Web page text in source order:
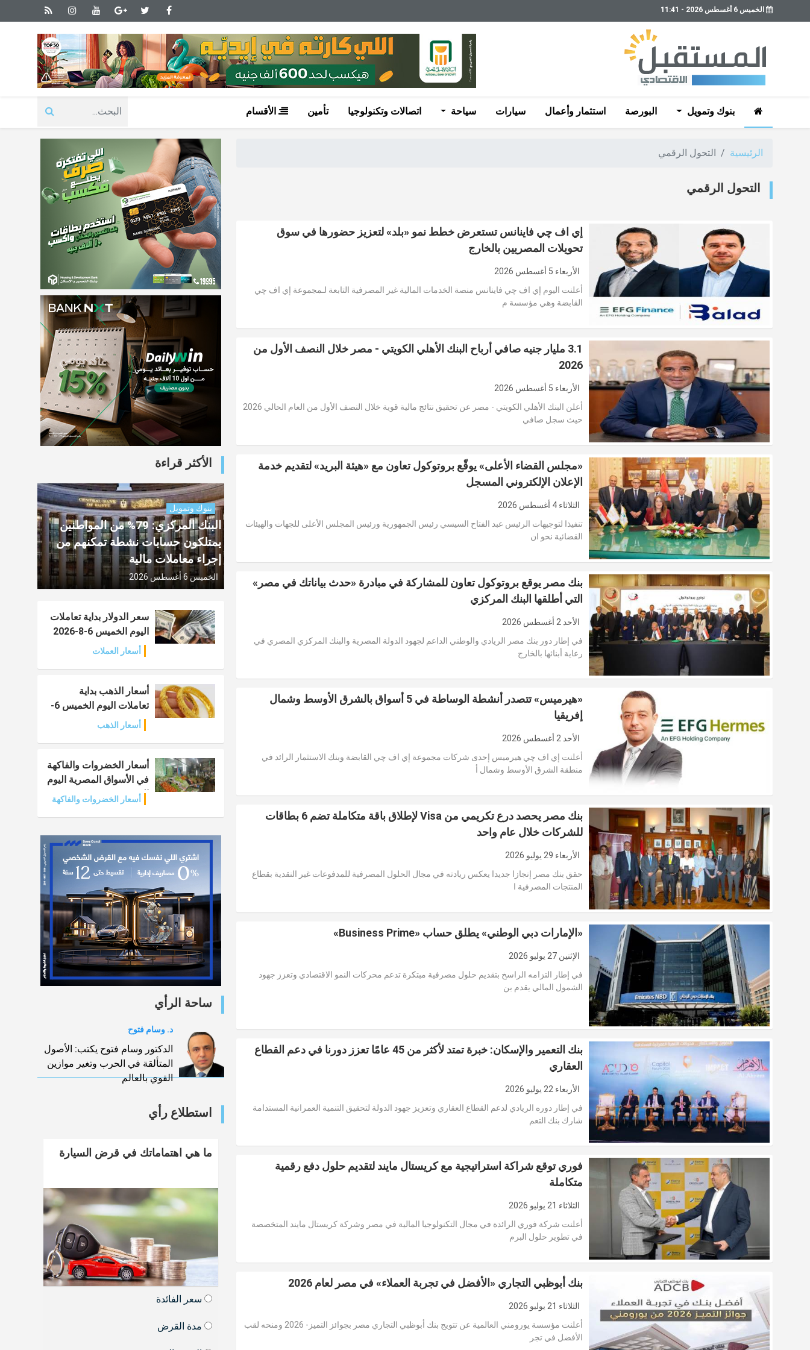
الخميس 6 أغسطس 2026 - 11:41
بنوك وتمويل البورصة استثمار وأعمال سيارات سياحة اتصالات وتكنولوجيا تأمين الأقسام
الرئيسية التحول الرقمي
التحول الرقمي
إي اف چي فاينانس تستعرض خطط نمو «بلد» لتعزيز حضورها في سوق
تحويلات المصريين بالخارج
الأربعاء 5 أغسطس 2026
أعلنت اليوم إي اف چي فاينانس منصة الخدمات المالية غير المصرفية التابعة لـمجموعة إي اف چي
القابضة وهي مؤسسة م
3.1 مليار جنيه صافي أرباح البنك الأهلي الكويتي - مصر خلال النصف الأول من
2026
الأربعاء 5 أغسطس 2026
أعلن البنك الأهلي الكويتي - مصر عن تحقيق نتائج مالية قوية خلال النصف الأول من العام الحالي 2026
حيث سجل صافي
«مجلس القضاء الأعلى» يوقّع بروتوكول تعاون مع «هيئة البريد» لتقديم خدمة
الإعلان الإلكتروني المسجل
الثلاثاء 4 أغسطس 2026
تنفيذا لتوجيهات الرئيس عبد الفتاح السيسي رئيس الجمهورية ورئيس المجلس الأعلى للجهات والهيئات
القضائية نحو ان
بنك مصر يوقع بروتوكول تعاون للمشاركة في مبادرة «حدث بياناتك في مصر»
التي أطلقها البنك المركزي
الأحد 2 أغسطس 2026
في إطار دور بنك مصر الريادي والوطني الداعم لجهود الدولة المصرية والبنك المركزي المصري في
رعاية أبنائها بالخارج
«هيرميس» تتصدر أنشطة الوساطة في 5 أسواق بالشرق الأوسط وشمال
إفريقيا
الأحد 2 أغسطس 2026
أعلنت إي اف چي هيرميس إحدى شركات مجموعة إي اف چي القابضة وبنك الاستثمار الرائد في
منطقة الشرق الأوسط وشمال أ
بنك مصر يحصد درع تكريمي من Visa لإطلاق باقة متكاملة تضم 6 بطاقات
للشركات خلال عام واحد
الأربعاء 29 يوليو 2026
حقق بنك مصر إنجازا جديدا يعكس ريادته في مجال الحلول المصرفية للمدفوعات غير النقدية بقطاع
المنتجات المصرفية ا
«الإمارات دبي الوطني» يطلق حساب «Business Prime»
الإثنين 27 يوليو 2026
في إطار التزامه الراسخ بتقديم حلول مصرفية مبتكرة تدعم محركات النمو الاقتصادي وتعزز جهود
الشمول المالي يقدم بن
بنك التعمير والإسكان: خبرة تمتد لأكثر من 45 عامًا تعزز دورنا في دعم القطاع
العقاري
الأربعاء 22 يوليو 2026
في إطار دوره الريادي لدعم القطاع العقاري وتعزيز جهود الدولة لتحقيق التنمية العمرانية المستدامة
شارك بنك التعم
فوري توقع شراكة استراتيجية مع كريستال مايند لتقديم حلول دفع رقمية
متكاملة
الثلاثاء 21 يوليو 2026
أعلنت شركة فوري الرائدة في مجال التكنولوجيا المالية في مصر وشركة كريستال مايند المتخصصة
في تطوير حلول البرم
بنك أبوظبي التجاري «الأفضل في تجربة العملاء» في مصر لعام 2026
الثلاثاء 21 يوليو 2026
أعلنت مؤسسة يورومني العالمية عن تتويج بنك أبوظبي التجاري مصر بجوائز التميز- 2026 ومنحه لقب
الأفضل في تجر
الأكثر قراءة
بنوك وتمويل
البنك المركزي: 79% من المواطنين
يمتلكون حسابات نشطة تمكنهم من
إجراء معاملات مالية
الخميس 6 أغسطس 2026
سعر الدولار بداية تعاملات
اليوم الخميس 6-8-2026
أسعار العملات
أسعار الذهب بداية
تعاملات اليوم الخميس 6-
8-2026
أسعار الذهب
أسعار الخضروات والفاكهة
في الأسواق المصرية اليوم
الخميس 6-8-2026
أسعار الخضروات والفاكهة
ساحة الرأي
د. وسام فتوح
الدكتور وسام فتوح يكتب: الأصول
المتألقة في الحرب وتغير موازين
القوي بالعالم
استطلاع رأي
ما هي اهتماماتك في قرض السيارة
سعر الفائدة
مدة القرض